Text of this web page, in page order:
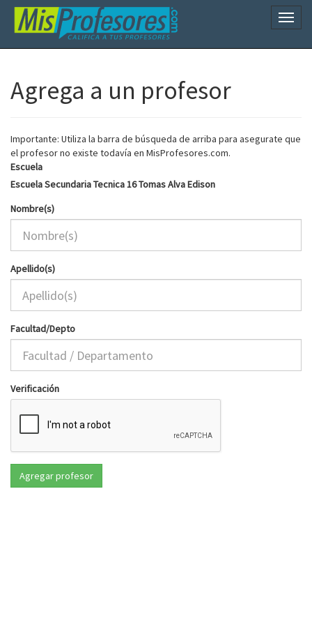
Agrega a un profesor
Importante: Utiliza la barra de búsqueda de arriba para asegurate que
el profesor no existe todavía en MisProfesores.com.
Escuela
Escuela Secundaria Tecnica 16 Tomas Alva Edison
Nombre(s)
Apellido(s)
Facultad/Depto
Verificación